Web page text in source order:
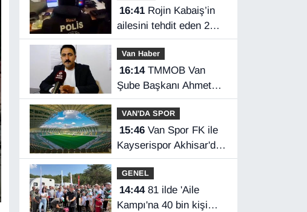
16:41Rojin Kabaiş’in
ailesini tehdit eden 2
kişi tutuklandı
Van Haber
16:14TMMOB Van
Şube Başkanı Ahmet
Ortakçı: Van’da otopark
yetersizliği ciddi sorun!
VAN'DA SPOR
15:46Van Spor FK ile
Kayserispor Akhisar'da
rakip
GENEL
14:4481 ilde 'Aile
Kampı'na 40 bin kişi